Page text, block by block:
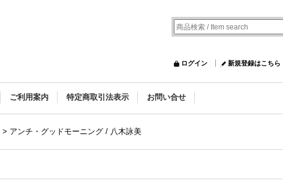
ログイン 新規登録はこちら
ご利用案内 特定商取引法表示 お問い合せ
> アンチ・グッドモーニング / 八木詠美